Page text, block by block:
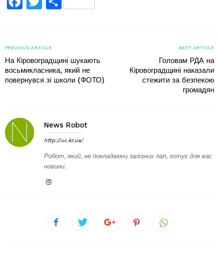
PREVIOUS ARTICLE
На Кіровоградщині шукають
восьмикласника, який не
повернувся зі школи (ФОТО)
NEXT ARTICLE
Головам РДА на
Кіровоградщині наказали
стежити за безпекою
громадян
News Robot
http://uc.kr.ua/
Робот, який, не покладаючи залізних лап, готує для вас
новини.